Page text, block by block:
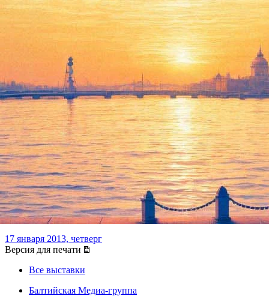
Выставка художественных
работ Лидии Режиле
(Леонтьевой) "Картина и
свет"
17 января 2013, четверг
Версия для печати
Все выставки
Балтийская Медиа-группа